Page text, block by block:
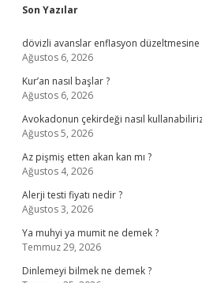
Sidebar
Son Yazılar
dövizli avanslar enflasyon
Ağustos 6, 2026
Kur’an nasıl başlar ?
Ağustos 6, 2026
Avokadonun çekirdeği nasıl
Ağustos 5, 2026
Az pişmiş etten akan kan mı ?
Ağustos 4, 2026
Alerji testi fiyatı nedir ?
Ağustos 3, 2026
Ya muhyi ya mumit ne demek ?
Temmuz 29, 2026
Dinlemeyi bilmek ne demek ?